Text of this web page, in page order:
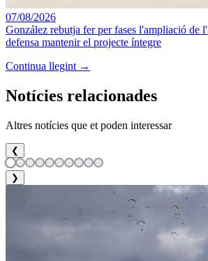
07/08/2026
González rebutja fer per fases l'ampliació de
defensa mantenir el projecte íntegre
Continua llegint →
Notícies relacionades
Altres notícies que et poden interessar
❮
❯